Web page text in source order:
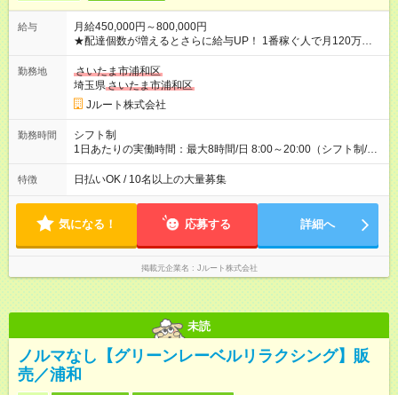
給与
月給450,000円～800,000円
★配達個数が増えるとさらに給与UP！ 1番稼ぐ人で月120万ほ
ど！ ・主要都市エリア 月収55万円／週5日稼働 月収65万~112
万円／週6日稼働 ・地方郊外エリア 月収40万円／週5日稼働 月
収40万円~50万円／週6日稼働 ＜モデルイメージ＞ ■月収50万
円 (27歳男性/江東区在住)※元建築関係 1日150個配達×25日勤務
(日休み) ■月収80万円(43歳男性/墨田区在住)※元営業 1日200個
勤務地
さいたま市浦和区
埼玉県さいたま市浦和区
Jルート株式会社
勤務時間
シフト制
1日あたりの実働時間：最大8時間/日 8:00～20:00（シフト制/実
働8時間） ※週5日勤務（場所次第では週4も有り） ※配達状況に
よって時間外での勤務可能性有り ※案件により多少の前後あり
特徴 日払いOK / 10名以上の大量募集
気になる！ 応募する 詳細へ
掲載元企業名 Jルート株式会社
未読
ノルマなし【グリーンレーベルリラクシング】販
売／浦和